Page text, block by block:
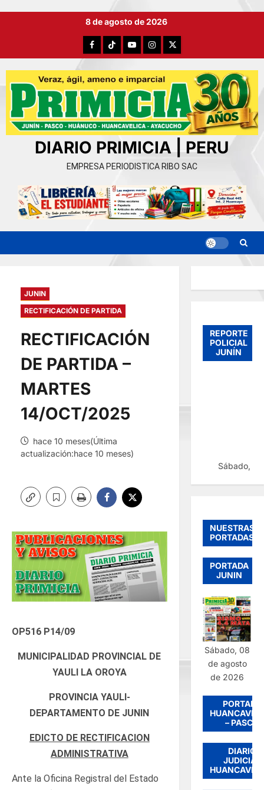
8 de agosto de 2026
FacebookTikTokYouTubeInstagram
X
DIARIO PRIMICIA | PERU
EMPRESA PERIODISTICA RIBO SAC
JUNIN
RECTIFICACIÓN DE PARTIDA
RECTIFICACIÓN
DE PARTIDA –
MARTES
14/OCT/2025
hace 10 meses(Última
actualización:hace 10 meses)
OP516 P14/09
MUNICIPALIDAD PROVINCIAL DE
YAULI LA OROYA
PROVINCIA YAULI-
DEPARTAMENTO DE JUNIN
EDICTO DE RECTIFICACION
ADMINISTRATIVA
Ante la Oficina Registral del Estado
REPORTE
POLICIAL
JUNÍN
Sábado,
NUESTRAS
PORTADAS
PORTADA
JUNIN
Sábado, 08
de agosto
de 2026
PORTADA
– PASCO
DIARIO
JUDICIAL